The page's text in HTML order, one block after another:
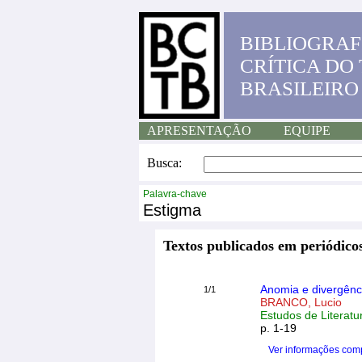
CRÍTICA DO
BRASILEIRO
APRESENTAÇÃO EQUIPE
Busca:
Palavra-chave
Estigma
Textos publicados em
1/1
Anomia e
BRANCO, Lucio
Estudos de
p. 1-19
Ver informações